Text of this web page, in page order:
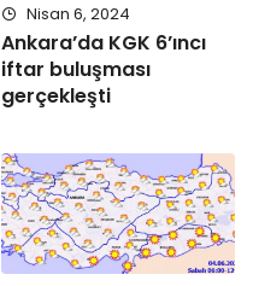
Nisan 6, 2024
Ankara’da KGK 6’ıncı
iftar buluşması
gerçekleşti